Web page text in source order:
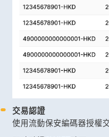
交易認證
使用流動保安編碼器授權